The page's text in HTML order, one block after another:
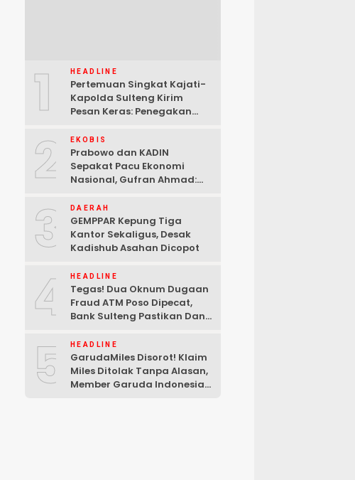
1 HEADLINE
Pertemuan Singkat Kajati-
Kapolda Sulteng Kirim
Pesan Keras: Penegakan
2 EKOBIS
Prabowo dan KADIN
Sepakat Pacu Ekonomi
Nasional, Gufran Ahmad:
3 DAERAH
GEMPPAR Kepung Tiga
Kantor Sekaligus, Desak
Kadishub Asahan Dicopot
4 HEADLINE
Tegas! Dua Oknum Dugaan
Fraud ATM Poso Dipecat,
Bank Sulteng Pastikan Dana
5 HEADLINE
GarudaMiles Disorot! Klaim
Miles Ditolak Tanpa Alasan,
Member Garuda Indonesia